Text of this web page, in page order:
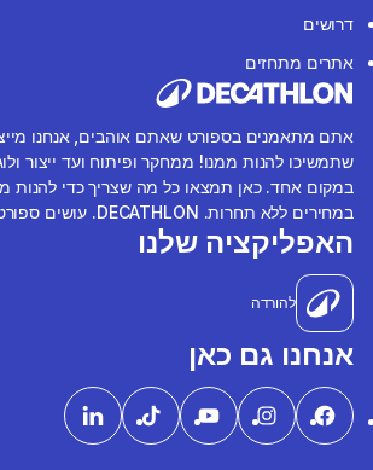
דרושים
אתרים מתחזים
אתם מתאמנים בספורט שאתם אוהבים, אנחנו
שתמשיכו להנות ממנו! ממחקר ופיתוח ועד ייצור
במקום אחד. כאן תמצאו כל מה שצריך כדי להנות
במחירים ללא תחרות. DECATHLON. עושים ספורט יחד!
האפליקציה שלנו
להורדה
אנחנו גם כאן